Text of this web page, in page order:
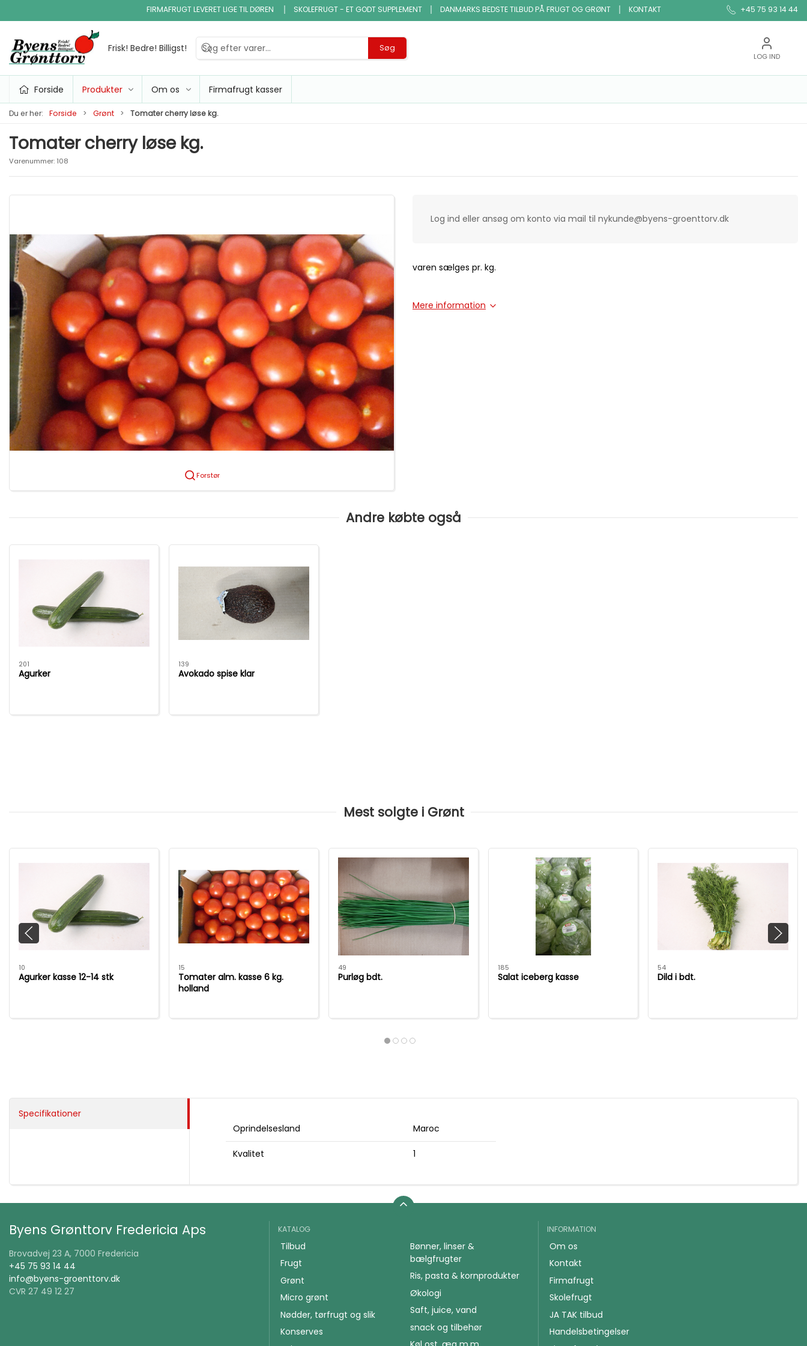
FIRMAFRUGT LEVERET LIGE TIL DØREN SKOLEFRUGT - ET GODT SUPPLEMENT DANMARKS BEDSTE TILBUD PÅ FRUGT OG GRØNT KONTAKT +45 75 93 14 44
Frisk! Bedre! Billigst! Søg
LOG IND
Forside Produkter Om os Firmafrugt kasser
Du er her: Forside Grønt Tomater cherry løse kg.
Tomater cherry løse kg.
Varenummer:108
Forstør
Log ind eller ansøg om konto via mail til nykunde@byens-groenttorv.dk
varen sælges pr. kg.
Mere information
Andre købte også
201
Agurker
139
Avokado spise klar
Mest solgte i Grønt
10
Agurker kasse 12-14 stk
15
Tomater alm. kasse 6 kg.
holland
49
Purløg bdt.
185
Salat iceberg kasse
54
Dild i bdt.
Specifikationer
Oprindelsesland
Maroc
Kvalitet 1
Byens Grønttorv Fredericia Aps
Brovadvej 23 A, 7000 Fredericia
+45 75 93 14 44
info@byens-groenttorv.dk
CVR 27 49 12 27
KATALOG
Tilbud
Frugt
Grønt
Micro grønt
Nødder, tørfrugt og slik
Konserves
Bønner, linser &
bælgfrugter
Ris, pasta & kornprodukter
Økologi
Saft, juice, vand
snack og tilbehør
INFORMATION
Om os
Kontakt
Firmafrugt
Skolefrugt
JA TAK tilbud
Handelsbetingelser